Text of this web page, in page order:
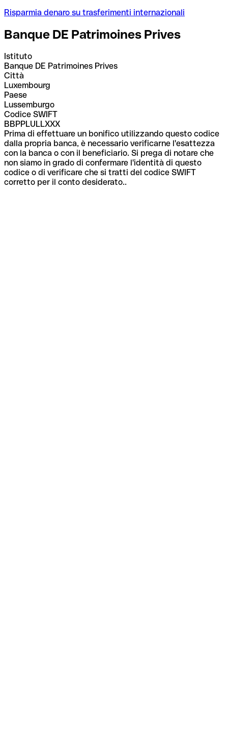
Risparmia denaro su trasferimenti internazionali
Banque DE Patrimoines Prives
Istituto
Banque DE Patrimoines Prives
Città
Luxembourg
Paese
Lussemburgo
Codice SWIFT
BBPPLULLXXX
Prima di effettuare un bonifico utilizzando questo codice
dalla propria banca, è necessario verificarne l'esattezza
con la banca o con il beneficiario. Si prega di notare che
non siamo in grado di confermare l'identità di questo
codice o di verificare che si tratti del codice SWIFT
corretto per il conto desiderato..